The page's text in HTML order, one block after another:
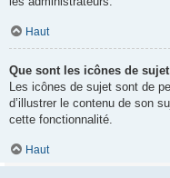
Haut
Que sont les icônes de
Les icônes de sujet sont de
d’illustrer le contenu de son
cette fonctionnalité.
Haut